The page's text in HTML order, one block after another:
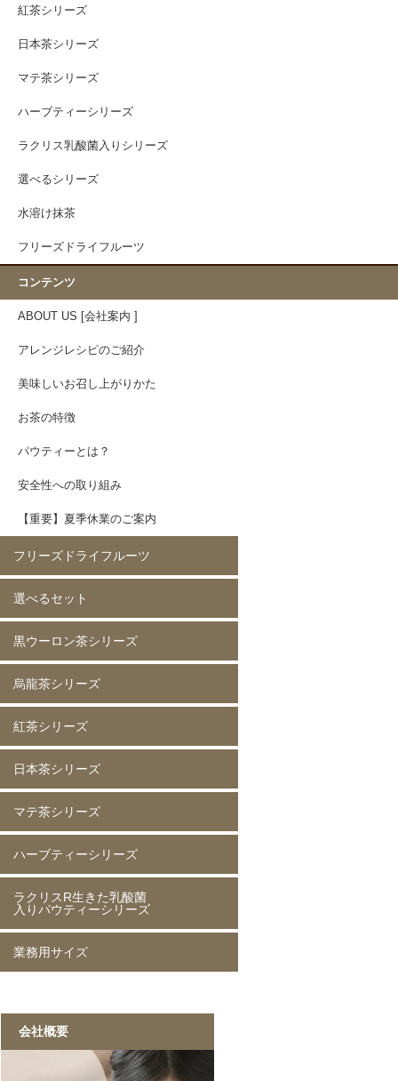
紅茶シリーズ
日本茶シリーズ
マテ茶シリーズ
ハーブティーシリーズ
ラクリス乳酸菌入りシリーズ
選べるシリーズ
水溶け抹茶
フリーズドライフルーツ
コンテンツ
ABOUT US [会社案内 ]
アレンジレシピのご紹介
美味しいお召し上がりかた
お茶の特徴
パウティーとは？
安全性への取り組み
【重要】夏季休業のご案内
フリーズドライフルーツ
イチゴ(5mm)60g
イチゴ(5mm)200g
イチゴ(8mm)200g
フレーズホール50g
フレーズホール150g
イチゴスライス
バナナ60g
バナナ200g
マンゴー60g
マンゴー200g
ラズベリー60g
ラズベリー200g
黄桃60g
黄桃200g
コーン200g
選べるセット
選べる 2種類
黒ウーロン茶シリーズ
黒ウーロン茶 80g
黒ウーロン茶 250g
黒ウーロン茶 1kg
ジャスミンが香る
黒ウーロン茶 80g
ジャスミンが香る
黒ウーロン茶 250g
ジャスミンが香る
黒ウーロン茶 1kg
ピーチ黒ウーロン茶 80g
ピーチ黒ウーロン茶 250g
バニラ黒ウーロン茶 80g
アセロラ黒ウーロン茶 80g
烏龍茶シリーズ
烏龍茶 80g
烏龍茶 250g
烏龍茶 1kg
ピーチ烏龍茶 80g
カシス烏龍茶 80g
アップル烏龍茶 80g
マスカット烏龍茶 80g
紅茶シリーズ
ストレート紅茶 無糖 80g
ストレート紅茶 無糖 250g
ストレート紅茶 無糖 1kg
アールグレイ紅茶 80g
アールグレイ紅茶 250g
レモンティー 80g
レモンティー 250g
キャラメルティー 80g
キャラメルティー 250g
アップルティー 80g
アップルティー 250g
トロピカルティー 250g
ストロベリーティー 250g
日本茶シリーズ
緑茶 80g
緑茶 250g
緑茶 1kg
香りほうじ茶 80g
ほうじ茶 250g
香り麦茶 80g
麦茶 250g
香ばしい麦茶 1kg
抹茶入り玄米茶 80g
玄米茶 250g
マテ茶シリーズ
ローストマテ茶 80g
ローストマテ茶 250g
コーヒー風味マテ茶 80g
コーヒー風味マテ茶 250g
ミントマテ茶 80g
ミントマテ茶 250g
オレンジマテ茶 80g
レモンマテ茶 80g
ハーブティーシリーズ
ジャスミン茶 80g
ジャスミン茶 250g
ルイボスティー 50g
ルイボスティー 250g
ラクリスR生きた乳酸菌
入りパウティーシリーズ
ラクリスR生きた乳酸菌入り
緑茶 40g
ラクリスR生きた乳酸菌入り
黒烏龍茶 40g
ラクリスR生きた乳酸菌入り
ジャスミン茶 40g
ラクリスR生きた乳酸菌入り
ルイボスティー 40g
業務用サイズ
黒ウーロン茶 1kg
会社概要